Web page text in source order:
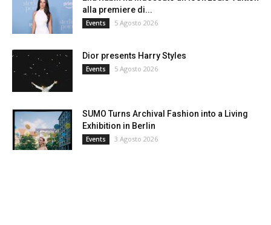
alla premiere di...
Events 5 Agosto 2026
Dior presents Harry Styles
Events 5 Agosto 2026
SUMO Turns Archival Fashion into a Living
Exhibition in Berlin
Events 3 Agosto 2026